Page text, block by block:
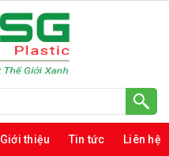
Giới thiệu Tin tức Liên hệ